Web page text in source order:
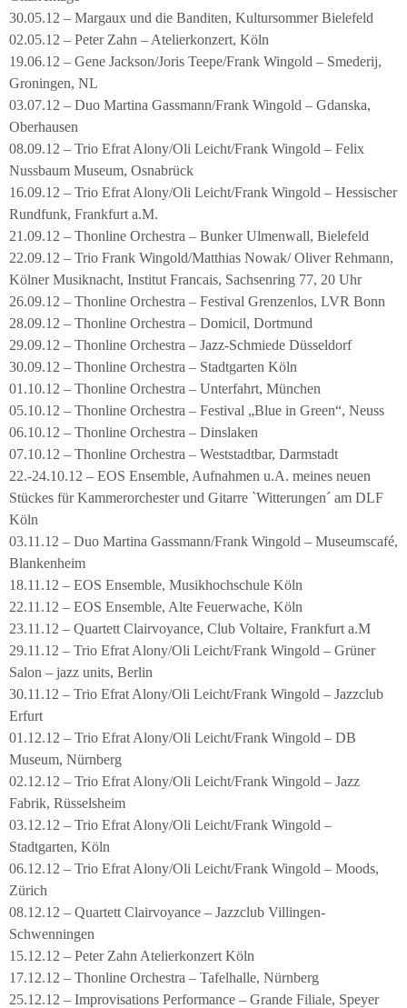
30.05.12 – Margaux und die Banditen, Kultursommer Bielefeld
02.05.12 – Peter Zahn – Atelierkonzert, Köln
19.06.12 – Gene Jackson/Joris Teepe/Frank Wingold – Smederij,
Groningen, NL
03.07.12 – Duo Martina Gassmann/Frank Wingold – Gdanska,
Oberhausen
08.09.12 – Trio Efrat Alony/Oli Leicht/Frank Wingold – Felix
Nussbaum Museum, Osnabrück
16.09.12 – Trio Efrat Alony/Oli Leicht/Frank Wingold – Hessischer
Rundfunk, Frankfurt a.M.
21.09.12 – Thonline Orchestra – Bunker Ulmenwall, Bielefeld
22.09.12 – Trio Frank Wingold/Matthias Nowak/ Oliver Rehmann,
Kölner Musiknacht, Institut Francais, Sachsenring 77, 20 Uhr
26.09.12 – Thonline Orchestra – Festival Grenzenlos, LVR Bonn
28.09.12 – Thonline Orchestra – Domicil, Dortmund
29.09.12 – Thonline Orchestra – Jazz-Schmiede Düsseldorf
30.09.12 – Thonline Orchestra – Stadtgarten Köln
01.10.12 – Thonline Orchestra – Unterfahrt, München
05.10.12 – Thonline Orchestra – Festival „Blue in Green“, Neuss
06.10.12 – Thonline Orchestra – Dinslaken
07.10.12 – Thonline Orchestra – Weststadtbar, Darmstadt
22.-24.10.12 – EOS Ensemble, Aufnahmen u.A. meines neuen
Stückes für Kammerorchester und Gitarre `Witterungen´ am DLF
Köln
03.11.12 – Duo Martina Gassmann/Frank Wingold – Museumscafé,
Blankenheim
18.11.12 – EOS Ensemble, Musikhochschule Köln
22.11.12 – EOS Ensemble, Alte Feuerwache, Köln
23.11.12 – Quartett Clairvoyance, Club Voltaire, Frankfurt a.M
29.11.12 – Trio Efrat Alony/Oli Leicht/Frank Wingold – Grüner
Salon – jazz units, Berlin
30.11.12 – Trio Efrat Alony/Oli Leicht/Frank Wingold – Jazzclub
Erfurt
01.12.12 – Trio Efrat Alony/Oli Leicht/Frank Wingold – DB
Museum, Nürnberg
02.12.12 – Trio Efrat Alony/Oli Leicht/Frank Wingold – Jazz
Fabrik, Rüsselsheim
03.12.12 – Trio Efrat Alony/Oli Leicht/Frank Wingold –
Stadtgarten, Köln
06.12.12 – Trio Efrat Alony/Oli Leicht/Frank Wingold – Moods,
Zürich
08.12.12 – Quartett Clairvoyance – Jazzclub Villingen-
Schwenningen
15.12.12 – Peter Zahn Atelierkonzert Köln
17.12.12 – Thonline Orchestra – Tafelhalle, Nürnberg
25.12.12 – Improvisations Performance – Grande Filiale, Speyer